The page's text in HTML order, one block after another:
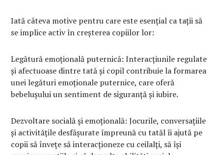
Iată câteva motive pentru care este esențial ca tații să
se implice activ în creșterea copiilor lor:
Legătură emoțională puternică: Interacțiunile regulate
și afectuoase dintre tată și copil contribuie la formarea
unei legături emoționale puternice, care oferă
bebelușului un sentiment de siguranță și iubire.
Dezvoltare socială și emoțională: Jocurile, conversațiile
și activitățile desfășurate împreună cu tatăl îi ajută pe
copii să învețe să interacționeze cu ceilalți, să își